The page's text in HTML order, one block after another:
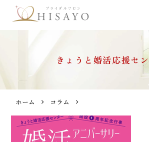
きょうと婚活応援セ
ホーム コラム